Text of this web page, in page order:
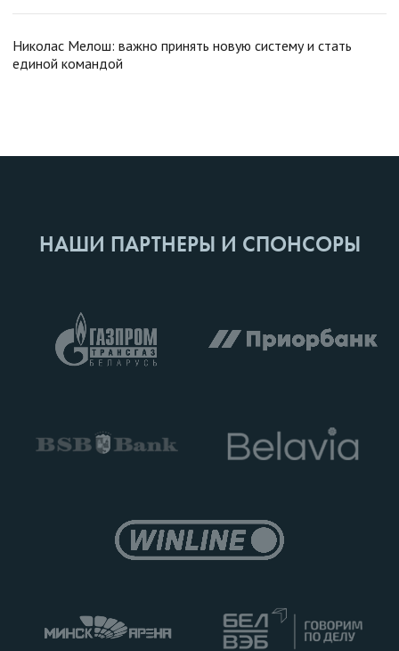
Николас Мелош: важно принять новую систему и стать
единой командой
НАШИ ПАРТНЕРЫ И СПОНСОРЫ